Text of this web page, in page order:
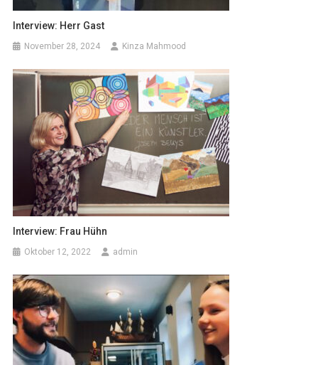
Interview: Herr Gast
November 28, 2024 Kinza Mahmood
Interview: Frau Hühn
Oktober 12, 2022 admin